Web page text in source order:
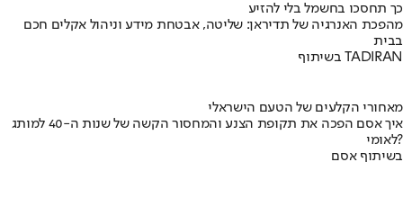
כך תחסכו בחשמל בלי להזיע
מהפכת האנרגיה של תדיראן: שליטה, אבטחת מידע וניהול אקלים חכם
בבית
בשיתוף TADIRAN
מאחורי הקלעים של הטעם הישראלי
איך אסם הפכה את תקופת הצנע והמחסור הקשה של שנות ה-40 למותג
לאומי?
בשיתוף אסם